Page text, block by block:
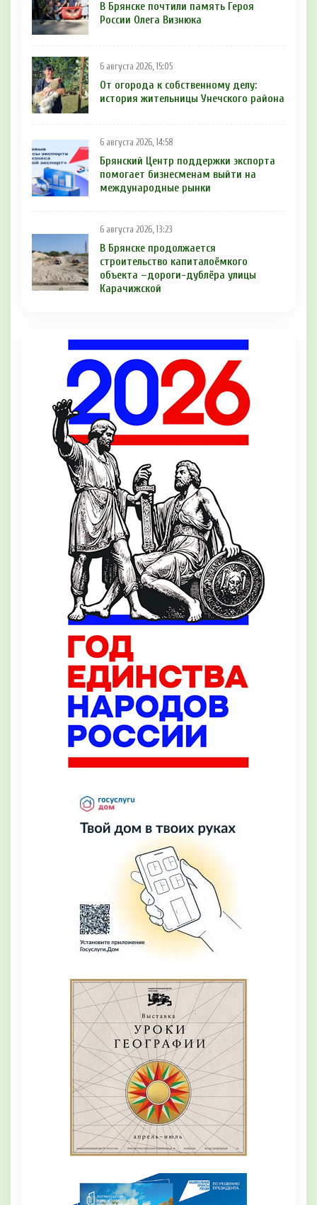
В Брянске почтили память Героя
России Олега Визнюка
6 августа 2026, 15:05
От огорода к собственному делу:
история жительницы Унечского района
6 августа 2026, 14:58
Брянский Центр поддержки экспорта
помогает бизнесменам выйти на
международные рынки
6 августа 2026, 13:23
В Брянске продолжается
строительство капиталоёмкого
объекта –дороги-дублёра улицы
Карачижской